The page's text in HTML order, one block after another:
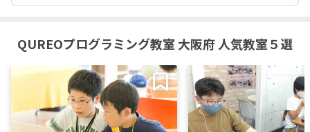
QUREOプログラミング教室 大阪府 人気教室５選